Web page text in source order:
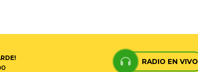
RADIO EN VIVO